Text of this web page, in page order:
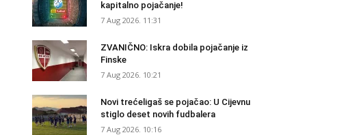
kapitalno pojačanje!
7 Aug 2026. 11:31
ZVANIČNO: Iskra dobila pojačanje iz
Finske
7 Aug 2026. 10:21
Novi trećeligaš se pojačao: U Cijevnu
stiglo deset novih fudbalera
7 Aug 2026. 10:16